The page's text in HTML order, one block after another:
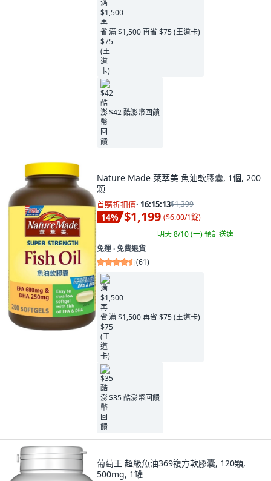
满 $1,500 再省 $75 (王道卡)
$42 酷澎幣回饋
Nature Made 萊萃美 魚油軟膠囊, 1個, 200
顆
首購折扣價· 16:15:11$1,399
14% $1,199 ($6.00/1錠)
明天 8/10 (一)預計送達
免運 ∙ 免費退貨
(61)
满 $1,500 再省 $75 (王道卡)
$35 酷澎幣回饋
葡萄王 超級魚油369複方軟膠囊, 120顆,
500mg, 1罐